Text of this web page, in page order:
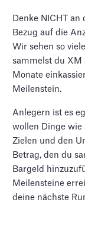
Denke NICHT an
Bezug auf die
Wir sehen so
sammelst du XM
Monate
Meilenstein.
Anlegern ist es
wollen Dinge wie
Zielen und den
Betrag, den du
Bargeld
Meilensteine
deine nächste